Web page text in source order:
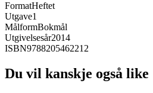
FormatHeftet
Utgave1
MålformBokmål
Utgivelsesår2014
ISBN9788205462212
Du vil kanskje også like